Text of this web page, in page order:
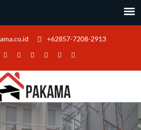
+62857-7208-2913